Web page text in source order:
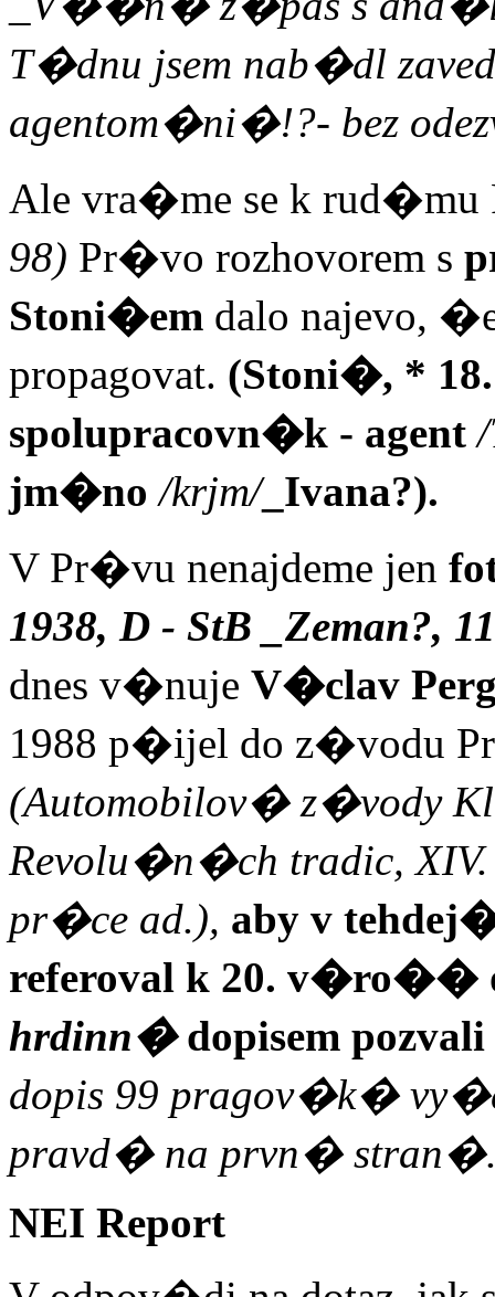
T�dnu jsem nab�dl
agentom�ni�!?- bez
Ale vra�me se k
98) Pr�vo rozhovorem s
Stoni�em dalo najevo,
propagovat. (Stoni�, *
spolupracovn�k - agent
jm�no/krjm/_Ivana?).
V Pr�vu nenajdeme jen
1938, D - StB _Zeman?,
dnes v�nuje V�clav
1988 p�ijel do z�vodu
(Automobilov� z�vody
Revolu�n�ch tradic,
pr�ce ad.), aby v
referoval k 20. v�ro��
hrdinn�dopisem pozvali
dopis 99 pragov�k�
pravd� na prvn�
NEI Report